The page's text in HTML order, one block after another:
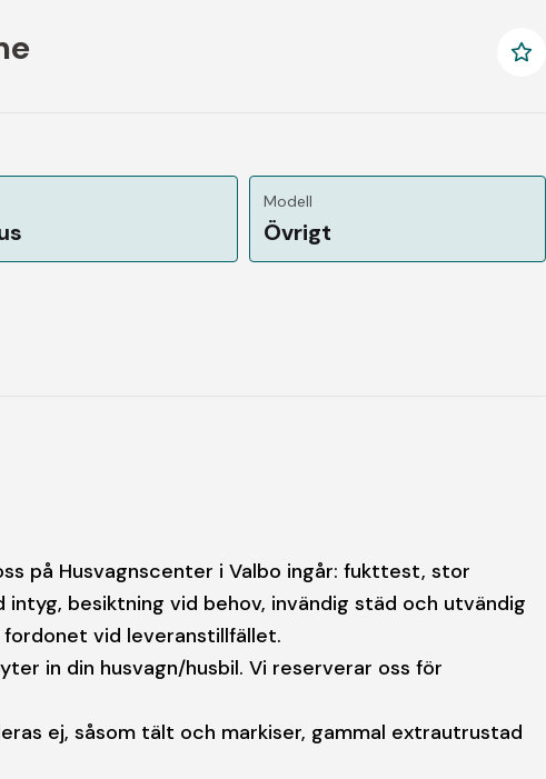
Modell
Övrigt
på Husvagnscenter i Valbo ingår: fukttest, stor
besiktning vid behov, invändig städ och utvändig
vid leveranstillfället.
in din husvagn/husbil. Vi reserverar oss för
ej, såsom tält och markiser, gammal extrautrustad